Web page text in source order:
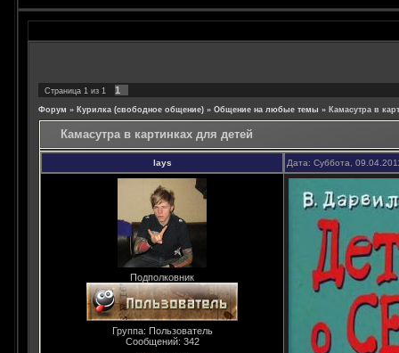
Страница 1 из 1 1
Форум » Курилка (свободное общение) » Общение на любые темы » Камасутра в
Камасутра в картинках для детей
lays Дата: Суббота,
Подполковник
Группа: Пользователь
Сообщений: 342